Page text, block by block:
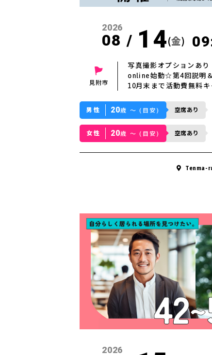
2026
08 / 14(金)
見附市
写真撮影オプションあ
online始動☆第4回説明
10月末まで活動費無料キ
男性 20歳 〜 (目安) 空席あり
女性 20歳 〜 (目安) 空席あり
Tenma-
2026